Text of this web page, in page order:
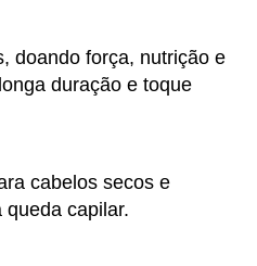
doando força, nutrição e
duração e toque
cabelos secos e
capilar.